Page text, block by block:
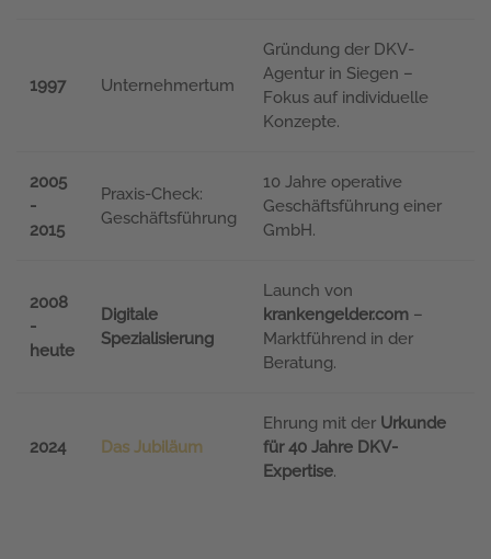
1997 Unternehmertum
Gründung der DKV-
Agentur in Siegen –
Fokus auf individuelle
Konzepte.
2005
-
2015
Praxis-Check:
Geschäftsführung
10 Jahre operative
Geschäftsführung einer
GmbH.
2008
-
heute
Digitale
Spezialisierung
Launch von
krankengelder.com –
Marktführend in der
Beratung.
2024 Das Jubiläum
Ehrung mit der Urkunde
für 40 Jahre DKV-
Expertise.